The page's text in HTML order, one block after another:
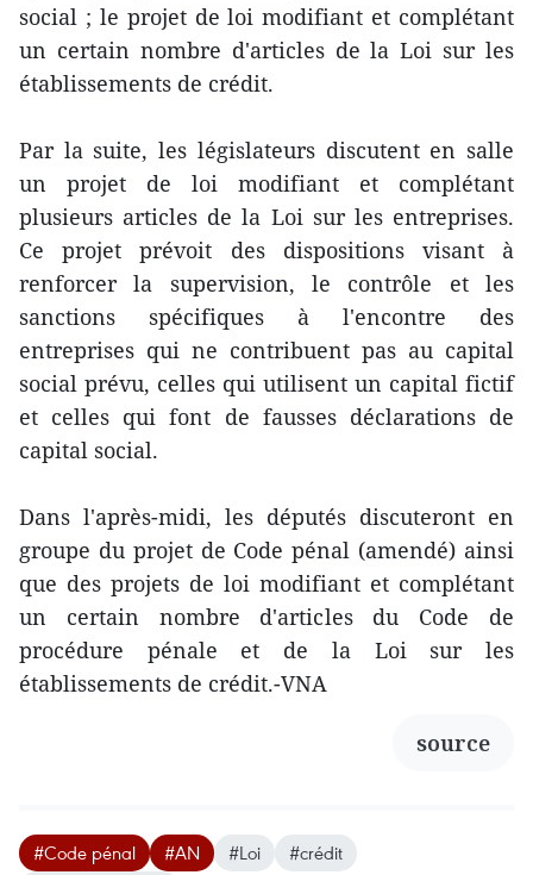
social ; le projet de loi modifiant et complétant
un certain nombre d'articles de la Loi sur les
établissements de crédit.
Par la suite, les législateurs discutent en salle
un projet de loi modifiant et complétant
plusieurs articles de la Loi sur les entreprises.
Ce projet prévoit des dispositions visant à
renforcer la supervision, le contrôle et les
sanctions spécifiques à l'encontre des
entreprises qui ne contribuent pas au capital
social prévu, celles qui utilisent un capital fictif
et celles qui font de fausses déclarations de
capital social.
Dans l'après-midi, les députés discuteront en
groupe du projet de Code pénal (amendé) ainsi
que des projets de loi modifiant et complétant
un certain nombre d'articles du Code de
procédure pénale et de la Loi sur les
établissements de crédit.-VNA
source
#Code pénal #AN #Loi
#crédit